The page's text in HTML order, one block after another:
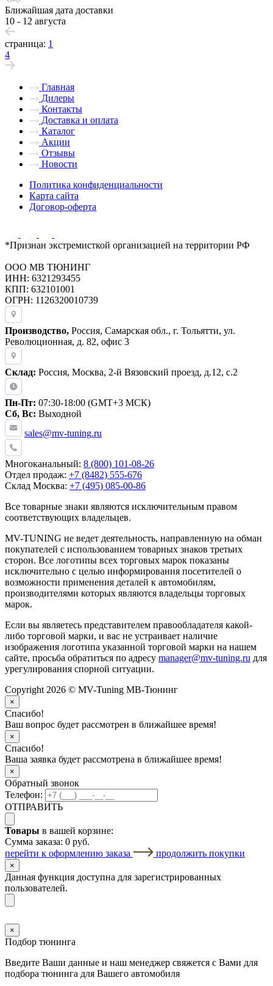
Ближайшая дата доставки
10 - 12 августа
страница: 1
4
Главная
Дилеры
Контакты
Доставка и оплата
Каталог
Акции
Отзывы
Новости
Политика конфиденциальности
Карта сайта
Договор-оферта
*Признан экстремисткой организацией на территории РФ
ООО МВ ТЮНИНГ
ИНН: 6321293455
КПП: 632101001
ОГРН: 1126320010739
Производство, Россия, Самарская обл., г. Тольятти, ул.
Революционная, д. 82, офис 3
Склад: Россия, Москва, 2-й Вязовский проезд, д.12, с.2
Пн-Пт: 07:30-18:00 (GMT+3 МСК)
Сб, Вс: Выходной
sales@mv-tuning.ru
Многоканальный: 8 (800) 101-08-26
Отдел продаж: +7 (8482) 555-676
Склад Москва: +7 (495) 085-00-86
Все товарные знаки являются исключительным правом
соответствующих владельцев.
MV-TUNING не ведет деятельность, направленную на обман
покупателей с использованием товарных знаков третьих
сторон. Все логотипы всех торговых марок показаны
исключительно с целью информирования посетителей о
возможности применения деталей к автомобилям,
производителями которых являются владельцы торговых
марок.
Если вы являетесь представителем правообладателя какой-
либо торговой марки, и вас не устраивает наличие
изображения логотипа указанной торговой марки на нашем
сайте, просьба обратиться по адресу manager@mv-tuning.ru для
урегулирования спорной ситуации.
Copyright 2026 © MV-Tuning МВ-Тюнинг
×
Спасибо!
Ваш вопрос будет рассмотрен в ближайшее время!
×
Спасибо!
Ваша заявка будет рассмотрена в ближайшее время!
×
Обратный звонок
Телефон:
ОТПРАВИТЬ
Товары в вашей корзине:
Сумма заказа: 0 руб.
перейти к оформлению заказа
продолжить покупки
×
Данная функция доступна для зарегистрированных
пользователей.
×
Подбор тюнинга
Введите Ваши данные и наш менеджер свяжется с Вами для
подбора тюнинга для Вашего автомобиля